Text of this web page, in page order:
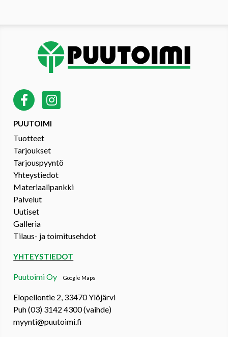
PUUTOIMI
Tuotteet
Tarjoukset
Tarjouspyyntö
Yhteystiedot
Materiaalipankki
Palvelut
Uutiset
Galleria
Tilaus- ja toimitusehdot
YHTEYSTIEDOT
Puutoimi OyGoogle Maps
Elopellontie 2, 33470 Ylöjärvi
Puh (03) 3142 4300 (vaihde)
myynti@puutoimi.fi